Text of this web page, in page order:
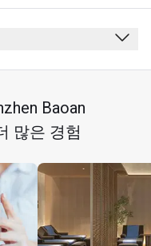
Baoan
많은 경험